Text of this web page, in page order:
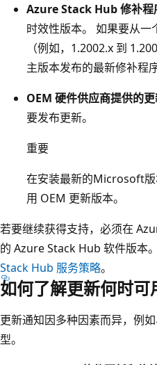
Azure Stack Hub 修补程
时效性版本。 如果要从
（例如，1.2002.x 到
主版本发布的最新修补程序
OEM 硬件供应商提供的
要发布更新。
重要
在安装最新的Microsoft
用 OEM 更新版本。
若要继续获得支持，必须在
的 Azure Stack Hub 软件版本
Stack Hub 服务策略。
如何了解更新何时可
更新通知因多种因素而异，例
型。